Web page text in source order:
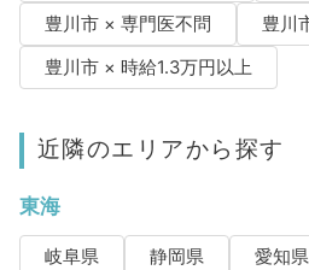
豊川市 × 専門医不問
豊川
豊川市 × 時給1.3万円以上
近隣のエリアから探す
東海
岐阜県 静岡県 愛知県